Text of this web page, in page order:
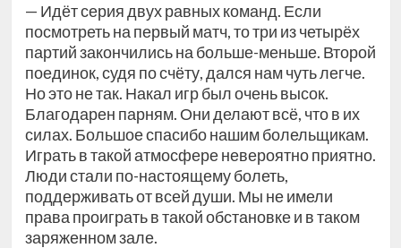
— Идёт серия двух равных команд. Если
посмотреть на первый матч, то три из четырёх
партий закончились на больше-меньше. Второй
поединок, судя по счёту, дался нам чуть легче.
Но это не так. Накал игр был очень высок.
Благодарен парням. Они делают всё, что в их
силах. Большое спасибо нашим болельщикам.
Играть в такой атмосфере невероятно приятно.
Люди стали по-настоящему болеть,
поддерживать от всей души. Мы не имели
права проиграть в такой обстановке и в таком
заряженном зале.